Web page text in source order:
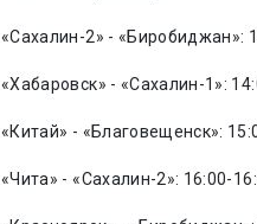
«Сахалин-2» - «Биробиджан»:
«Хабаровск» - «Сахалин-1»:
«Китай» - «Благовещенск»:
«Чита» - «Сахалин-2»: 16:00-